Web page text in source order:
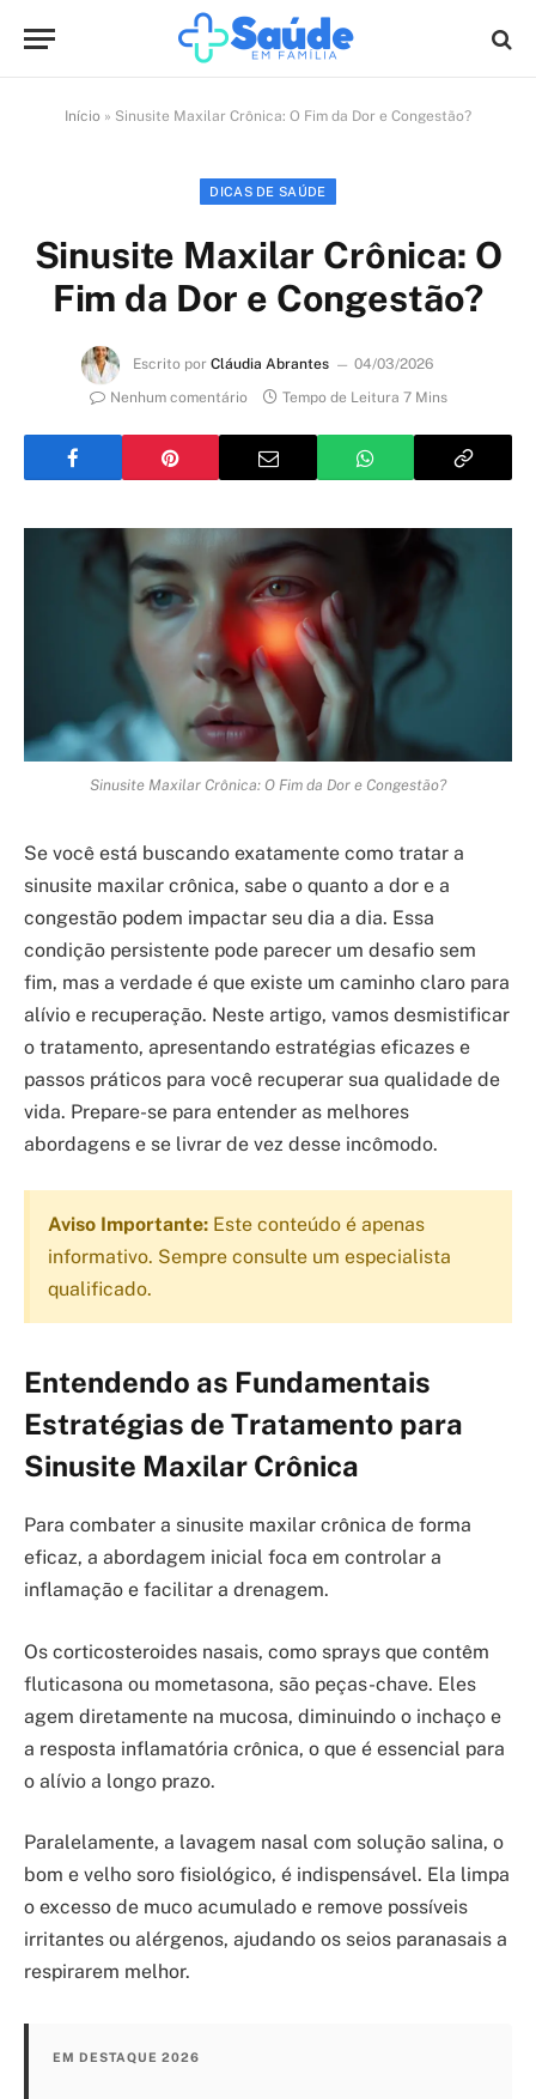
Início » Sinusite Maxilar Crônica: O Fim da Dor e Congestão?
DICAS DE SAÚDE
Sinusite Maxilar Crônica: O
Fim da Dor e Congestão?
Escrito por Cláudia Abrantes
04/03/2026
Nenhum comentário
Tempo de Leitura 7 Mins
Sinusite Maxilar Crônica: O Fim da Dor e Congestão?
Se você está buscando exatamente como tratar a
sinusite maxilar crônica, sabe o quanto a dor e a
congestão podem impactar seu dia a dia. Essa
condição persistente pode parecer um desafio sem
fim, mas a verdade é que existe um caminho claro para
alívio e recuperação. Neste artigo, vamos desmistificar
o tratamento, apresentando estratégias eficazes e
passos práticos para você recuperar sua qualidade de
vida. Prepare-se para entender as melhores
abordagens e se livrar de vez desse incômodo.
Aviso Importante: Este conteúdo é apenas
informativo. Sempre consulte um especialista
qualificado.
Entendendo as Fundamentais
Estratégias de Tratamento para
Sinusite Maxilar Crônica
Para combater a sinusite maxilar crônica de forma
eficaz, a abordagem inicial foca em controlar a
inflamação e facilitar a drenagem.
Os corticosteroides nasais, como sprays que contêm
fluticasona ou mometasona, são peças-chave. Eles
agem diretamente na mucosa, diminuindo o inchaço e
a resposta inflamatória crônica, o que é essencial para
o alívio a longo prazo.
Paralelamente, a lavagem nasal com solução salina, o
bom e velho soro fisiológico, é indispensável. Ela limpa
o excesso de muco acumulado e remove possíveis
irritantes ou alérgenos, ajudando os seios paranasais a
respirarem melhor.
EM DESTAQUE 2026